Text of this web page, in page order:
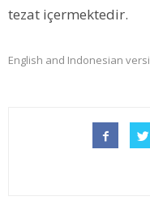
tezat içermektedir.
English and Indonesian